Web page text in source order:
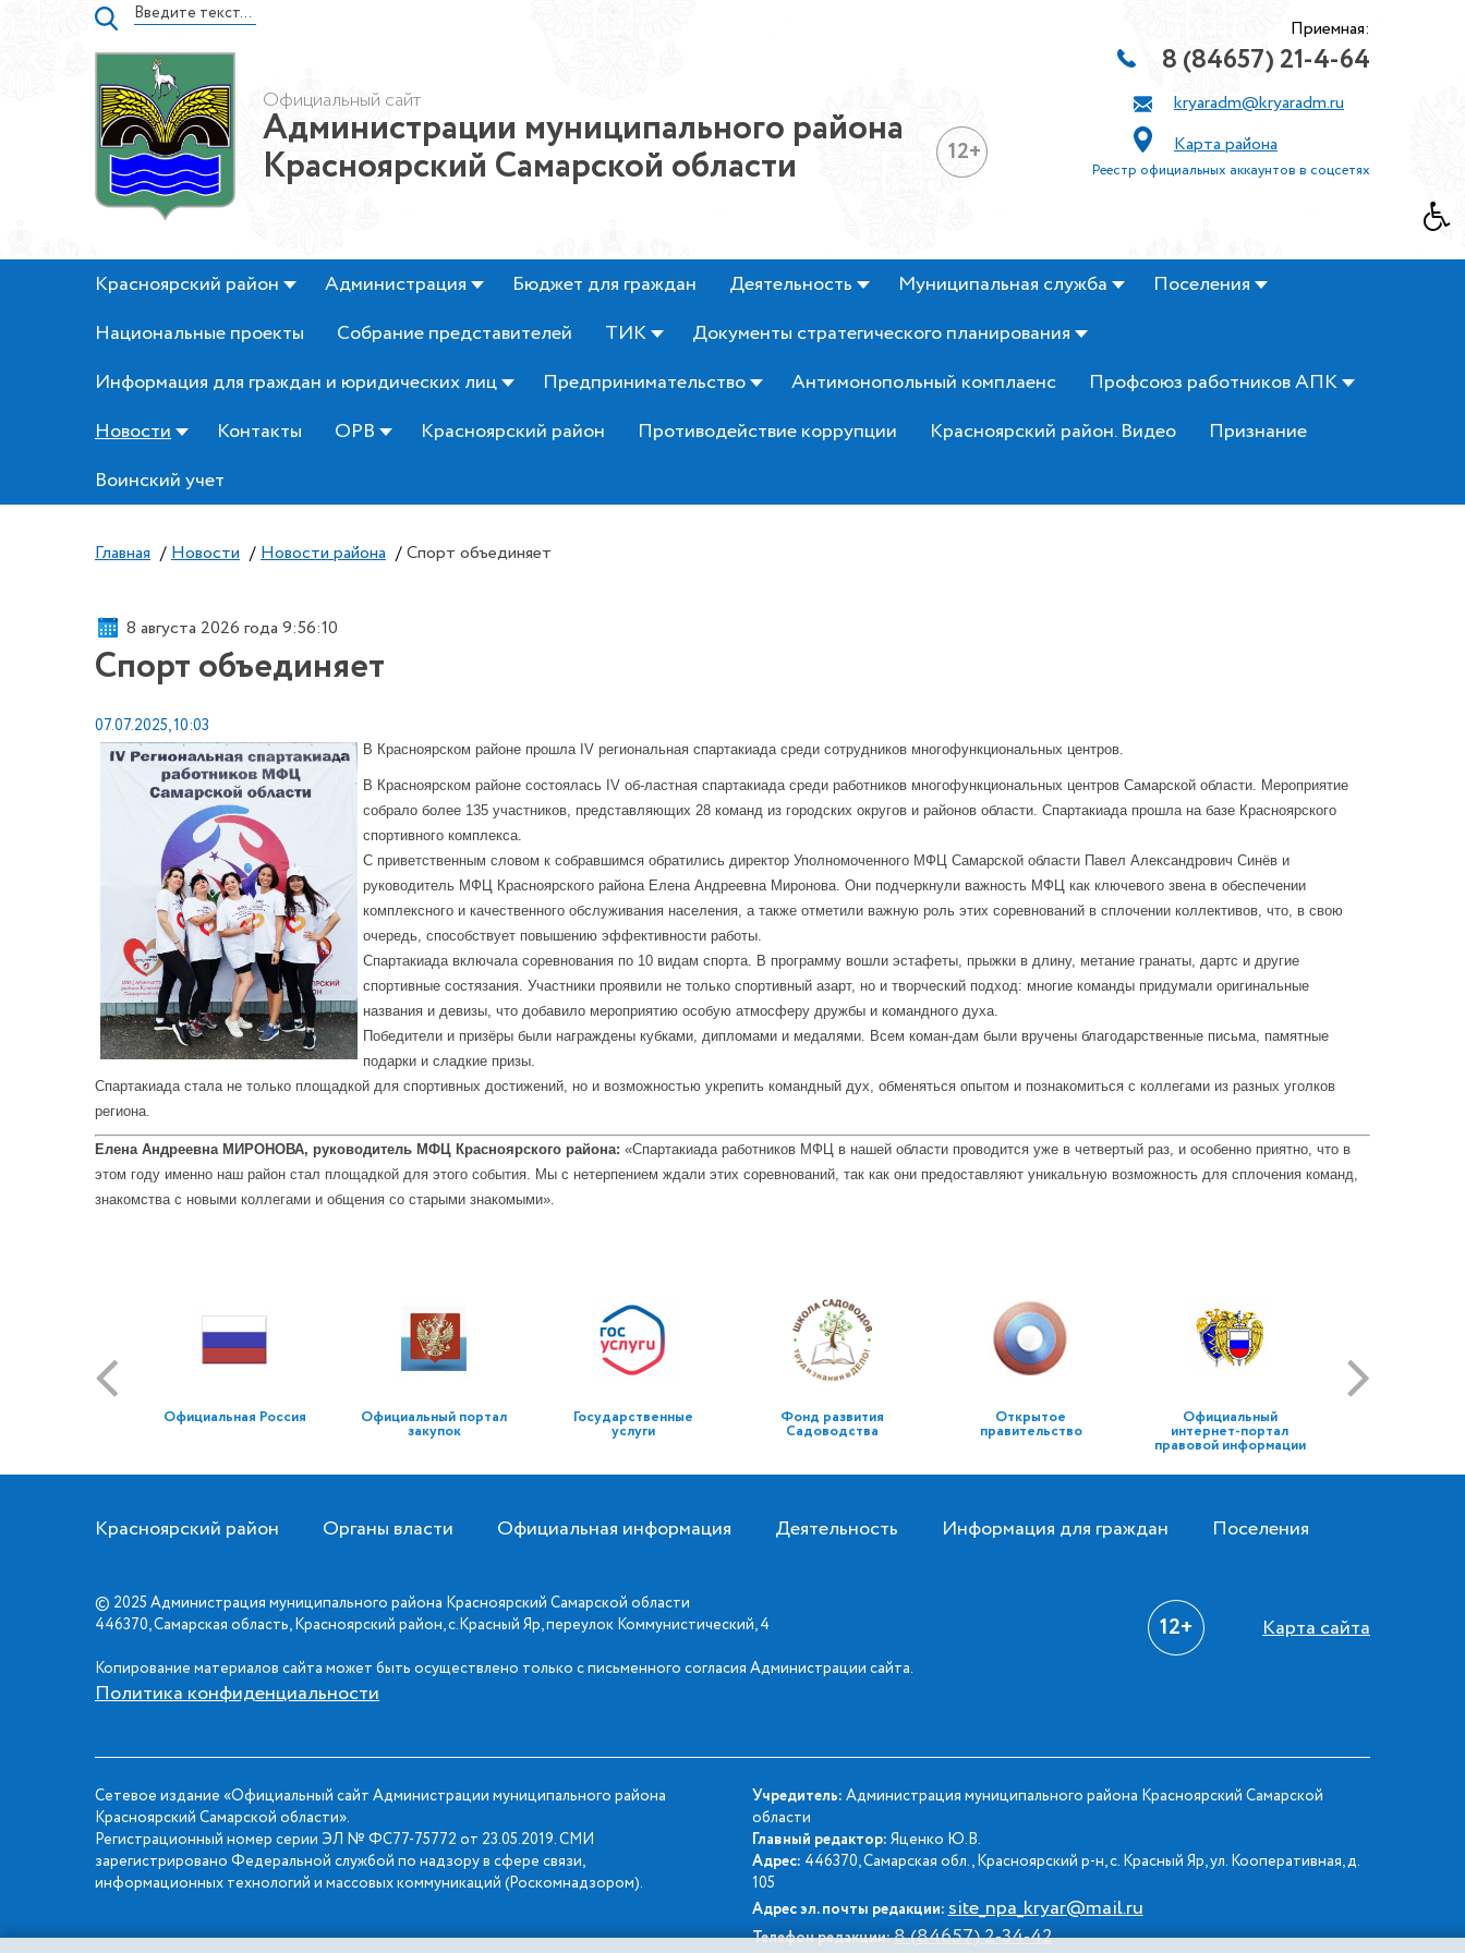
Официальный сайт
Администрации муниципального района
Красноярский Самарской области 12+
Приемная:
8 (84657) 21-4-64
kryaradm@kryaradm.ru
Карта района
Реестр официальных аккаунтов в соцсетях
Красноярский район Администрация Бюджет для граждан Деятельность Муниципальная служба
Поселения
Национальные проекты
Собрание представителей ТИК
Документы стратегического планирования
Информация для граждан и юридических лиц
Предпринимательство Антимонопольный комплаенс
Профсоюз работников АПК
Новости
Контакты ОРВ Красноярский район Противодействие коррупции Красноярский район. Видео
Признание
Воинский учет
Главная / Новости / Новости района / Спорт объединяет
8 августа 2026 года 9:56:10
Спорт объединяет
07.07.2025, 10:03
В Красноярском районе прошла IV региональная спартакиада среди сотрудников многофункциональных центров.
В Красноярском районе состоялась IV об-ластная спартакиада среди работников многофункциональных центров Самарской области. Мероприятие
собрало более 135 участников, представляющих 28 команд из городских округов и районов области. Спартакиада прошла на базе Красноярского
спортивного комплекса.
С приветственным словом к собравшимся обратились директор Уполномоченного МФЦ Самарской области Павел Александрович Синёв и
руководитель МФЦ Красноярского района Елена Андреевна Миронова. Они подчеркнули важность МФЦ как ключевого звена в обеспечении
комплексного и качественного обслуживания населения, а также отметили важную роль этих соревнований в сплочении коллективов, что, в свою
очередь, способствует повышению эффективности работы.
Спартакиада включала соревнования по 10 видам спорта. В программу вошли эстафеты, прыжки в длину, метание гранаты, дартс и другие
спортивные состязания. Участники проявили не только спортивный азарт, но и творческий подход: многие команды придумали оригинальные
названия и девизы, что добавило мероприятию особую атмосферу дружбы и командного духа.
Победители и призёры были награждены кубками, дипломами и медалями. Всем коман-дам были вручены благодарственные письма, памятные
подарки и сладкие призы.
Спартакиада стала не только площадкой для спортивных достижений, но и возможностью укрепить командный дух, обменяться опытом и познакомиться с коллегами из разных уголков
региона.
Елена Андреевна МИРОНОВА, руководитель МФЦ Красноярского района: «Спартакиада работников МФЦ в нашей области проводится уже в четвертый раз, и особенно приятно, что в
этом году именно наш район стал площадкой для этого события. Мы с нетерпением ждали этих соревнований, так как они предоставляют уникальную возможность для сплочения команд,
знакомства с новыми коллегами и общения со старыми знакомыми».
Официальная Россия Официальный портал
закупок
Государственные
услуги
Фонд развития
Садоводства
Открытое
правительство
Официальный
интернет-портал
правовой информации
Красноярский район Органы власти Официальная информация Деятельность Информация для граждан Поселения
© 2025 Администрация муниципального района Красноярский Самарской области
446370, Самарская область, Красноярский район, с.Красный Яр, переулок Коммунистический, 4
Копирование материалов сайта может быть осуществлено только с письменного согласия Администрации сайта.
Политика конфиденциальности
12+ Карта сайта
Сетевое издание «Официальный сайт Администрации муниципального района
Красноярский Самарской области».
Регистрационный номер серии ЭЛ № ФС77-75772 от 23.05.2019. СМИ
зарегистрировано Федеральной службой по надзору в сфере связи,
информационных технологий и массовых коммуникаций (Роскомнадзором).
Учредитель: Администрация муниципального района Красноярский Самарской
области
Главный редактор: Яценко Ю.В.
Адрес: 446370, Самарская обл., Красноярский р-н, с. Красный Яр, ул. Кооперативная, д.
105
Адрес эл. почты редакции:site_npa_kryar@mail.ru
Телефон редакции:8 (84657) 2-34-42